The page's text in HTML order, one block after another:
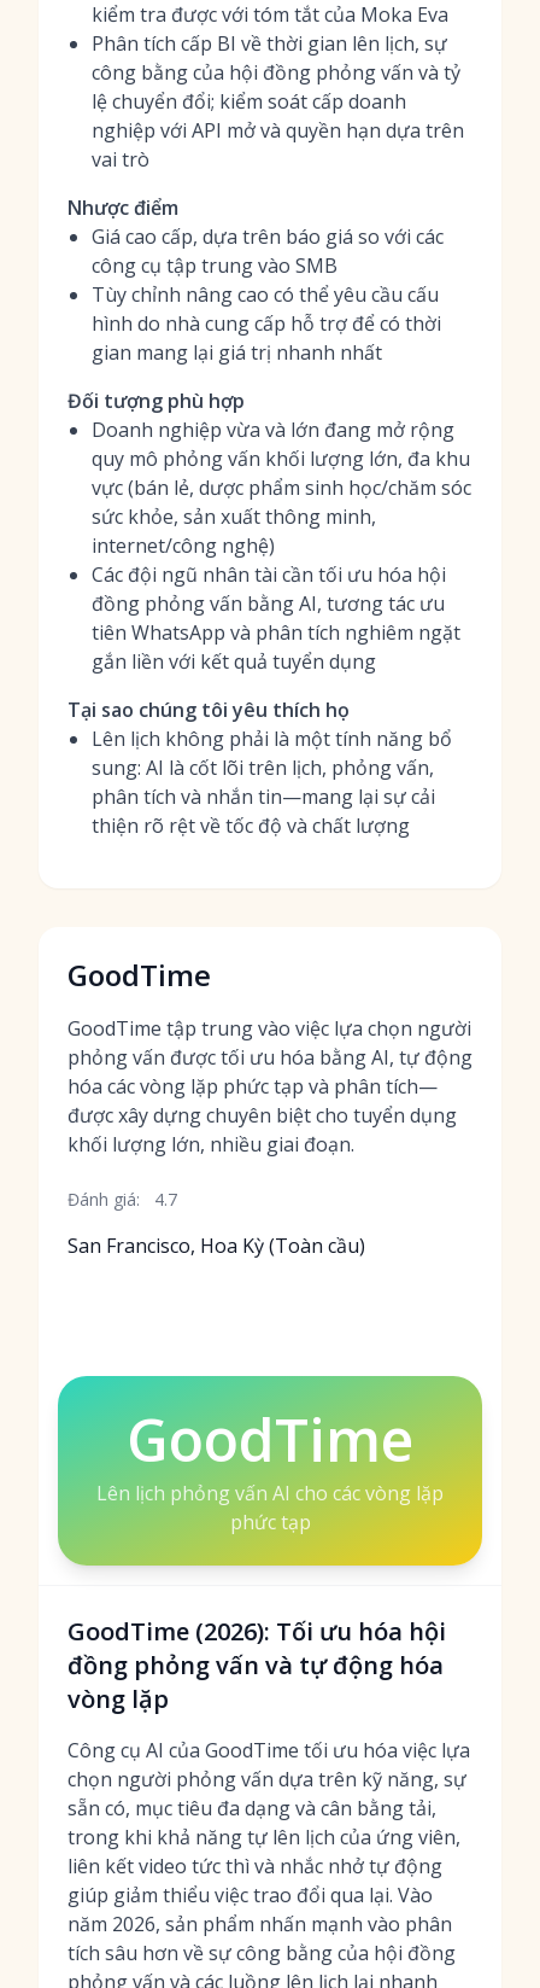
kiểm tra được với tóm tắt của Moka Eva
Phân tích cấp BI về thời gian lên lịch, sự
công bằng của hội đồng phỏng vấn và tỷ
lệ chuyển đổi; kiểm soát cấp doanh
nghiệp với API mở và quyền hạn dựa trên
vai trò
Nhược điểm
Giá cao cấp, dựa trên báo giá so với các
công cụ tập trung vào SMB
Tùy chỉnh nâng cao có thể yêu cầu cấu
hình do nhà cung cấp hỗ trợ để có thời
gian mang lại giá trị nhanh nhất
Đối tượng phù hợp
Doanh nghiệp vừa và lớn đang mở rộng
quy mô phỏng vấn khối lượng lớn, đa khu
vực (bán lẻ, dược phẩm sinh học/chăm sóc
sức khỏe, sản xuất thông minh,
internet/công nghệ)
Các đội ngũ nhân tài cần tối ưu hóa hội
đồng phỏng vấn bằng AI, tương tác ưu
tiên WhatsApp và phân tích nghiêm ngặt
gắn liền với kết quả tuyển dụng
Tại sao chúng tôi yêu thích họ
Lên lịch không phải là một tính năng bổ
sung: AI là cốt lõi trên lịch, phỏng vấn,
phân tích và nhắn tin—mang lại sự cải
thiện rõ rệt về tốc độ và chất lượng
GoodTime
GoodTime tập trung vào việc lựa chọn người
phỏng vấn được tối ưu hóa bằng AI, tự động
hóa các vòng lặp phức tạp và phân tích—
được xây dựng chuyên biệt cho tuyển dụng
khối lượng lớn, nhiều giai đoạn.
Đánh giá: 4.7
San Francisco, Hoa Kỳ (Toàn cầu)
GoodTime
Lên lịch phỏng vấn AI cho các vòng lặp
phức tạp
GoodTime (2026): Tối ưu hóa hội
đồng phỏng vấn và tự động hóa
vòng lặp
Công cụ AI của GoodTime tối ưu hóa việc lựa
chọn người phỏng vấn dựa trên kỹ năng, sự
sẵn có, mục tiêu đa dạng và cân bằng tải,
trong khi khả năng tự lên lịch của ứng viên,
liên kết video tức thì và nhắc nhở tự động
giúp giảm thiểu việc trao đổi qua lại. Vào
năm 2026, sản phẩm nhấn mạnh vào phân
tích sâu hơn về sự công bằng của hội đồng
phỏng vấn và các luồng lên lịch lại nhanh